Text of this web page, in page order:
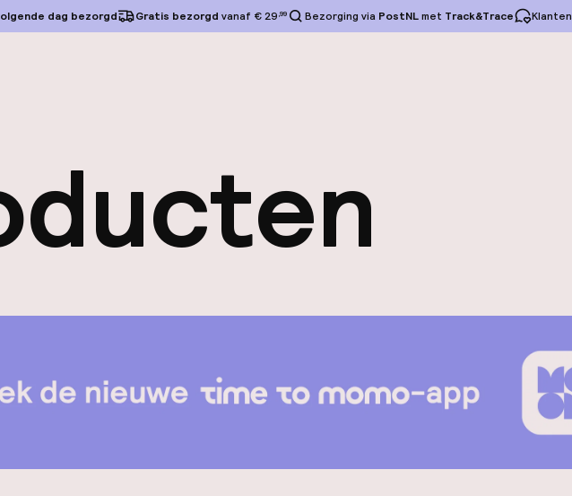
dag bezorgd Gratis bezorgd vanaf € 29,99 Bezorging via PostNLmet Track&Trace